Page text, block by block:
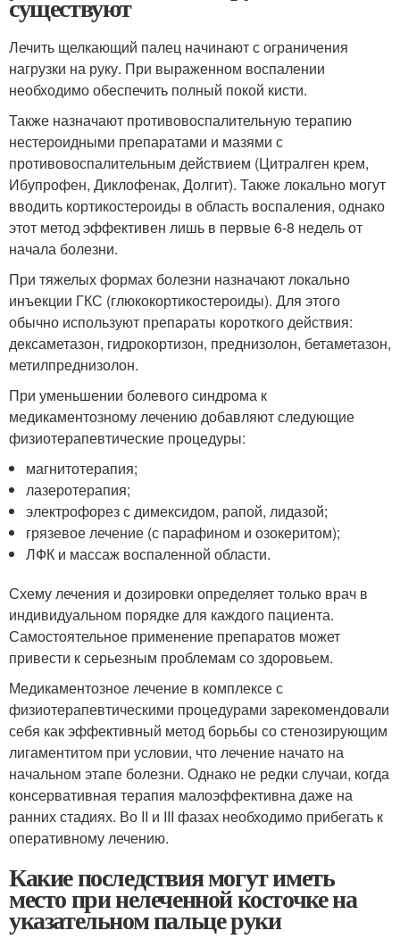
существуют
Лечить щелкающий палец начинают с ограничения
нагрузки на руку. При выраженном воспалении
необходимо обеспечить полный покой кисти.
Также назначают противовоспалительную терапию
нестероидными препаратами и мазями с
противовоспалительным действием (Цитралген крем,
Ибупрофен, Диклофенак, Долгит). Также локально могут
вводить кортикостероиды в область воспаления, однако
этот метод эффективен лишь в первые 6-8 недель от
начала болезни.
При тяжелых формах болезни назначают локально
инъекции ГКС (глюкокортикостероиды). Для этого
обычно используют препараты короткого действия:
дексаметазон, гидрокортизон, преднизолон, бетаметазон,
метилпреднизолон.
При уменьшении болевого синдрома к
медикаментозному лечению добавляют следующие
физиотерапевтические процедуры:
магнитотерапия;
лазеротерапия;
электрофорез с димексидом, рапой, лидазой;
грязевое лечение (с парафином и озокеритом);
ЛФК и массаж воспаленной области.
Схему лечения и дозировки определяет только врач в
индивидуальном порядке для каждого пациента.
Самостоятельное применение препаратов может
привести к серьезным проблемам со здоровьем.
Медикаментозное лечение в комплексе с
физиотерапевтическими процедурами зарекомендовали
себя как эффективный метод борьбы со стенозирующим
лигаментитом при условии, что лечение начато на
начальном этапе болезни. Однако не редки случаи, когда
консервативная терапия малоэффективна даже на
ранних стадиях. Во II и III фазах необходимо прибегать к
оперативному лечению.
Какие последствия могут иметь
место при нелеченной косточке на
указательном пальце руки